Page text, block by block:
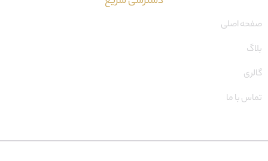
صفحه اصلی
بلاگ
گالری
تماس با ما